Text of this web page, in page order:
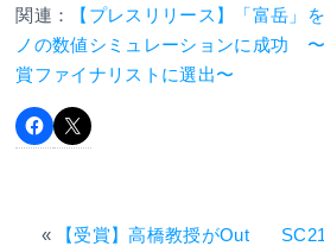
関連：
【プレスリリース】「富岳」
ノの数値シミュレーションに成功
賞ファイナリストに選出〜
«
【受賞】高橋教授がOut